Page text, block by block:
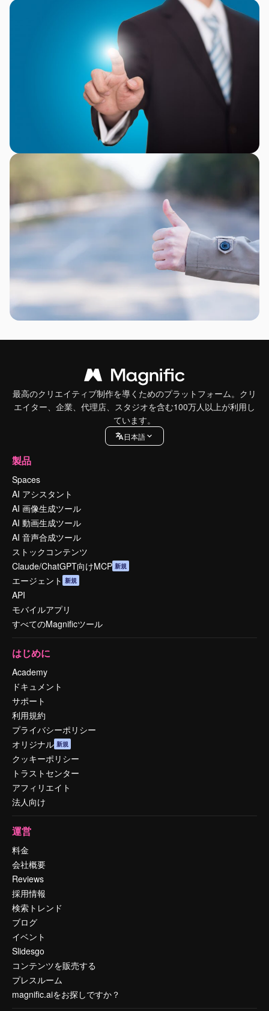
最高のクリエイティブ制作を導くためのプラットフォーム。クリ
エイター、企業、代理店、スタジオを含む100万人以上が利用し
ています。
日本語
製品
Spaces
AI アシスタント
AI 画像生成ツール
AI 動画生成ツール
AI 音声合成ツール
ストックコンテンツ
Claude/ChatGPT向けMCP 新規
エージェント 新規
API
モバイルアプリ
すべてのMagnificツール
はじめに
Academy
ドキュメント
サポート
利用規約
プライバシーポリシー
オリジナル 新規
クッキーポリシー
トラストセンター
アフィリエイト
法人向け
運営
料金
会社概要
Reviews
採用情報
検索トレンド
ブログ
イベント
Slidesgo
コンテンツを販売する
プレスルーム
magnific.aiをお探しですか？